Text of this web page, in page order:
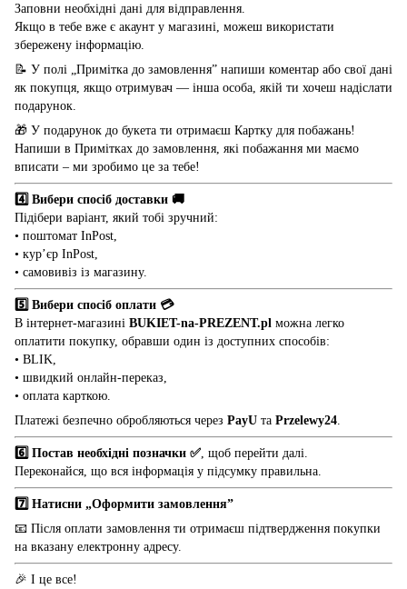
Заповни необхідні дані для відправлення.
Якщо в тебе вже є акаунт у магазині, можеш використати
збережену інформацію.
📝 У полі „Примітка до замовлення” напиши коментар або свої дані
як покупця, якщо отримувач — інша особа, якій ти хочеш надіслати
подарунок.
🎁 У подарунок до букета ти отримаєш Картку для побажань!
Напиши в Примітках до замовлення, які побажання ми маємо
вписати – ми зробимо це за тебе!
4️⃣ Вибери спосіб доставки 🚚
Підібери варіант, який тобі зручний:
• поштомат InPost,
• кур’єр InPost,
• самовивіз із магазину.
5️⃣ Вибери спосіб оплати 💳
В інтернет-магазині BUKIET-na-PREZENT.pl можна легко
оплатити покупку, обравши один із доступних способів:
• BLIK,
• швидкий онлайн-переказ,
• оплата карткою.
Платежі безпечно обробляються через PayU та Przelewy24
6️⃣ Постав необхідні позначки ✅ , щоб перейти далі.
Переконайся, що вся інформація у підсумку правильна.
7️⃣ Натисни „Оформити замовлення”
📧 Після оплати замовлення ти отримаєш підтвердження покупки
на вказану електронну адресу.
🎉 І це все!